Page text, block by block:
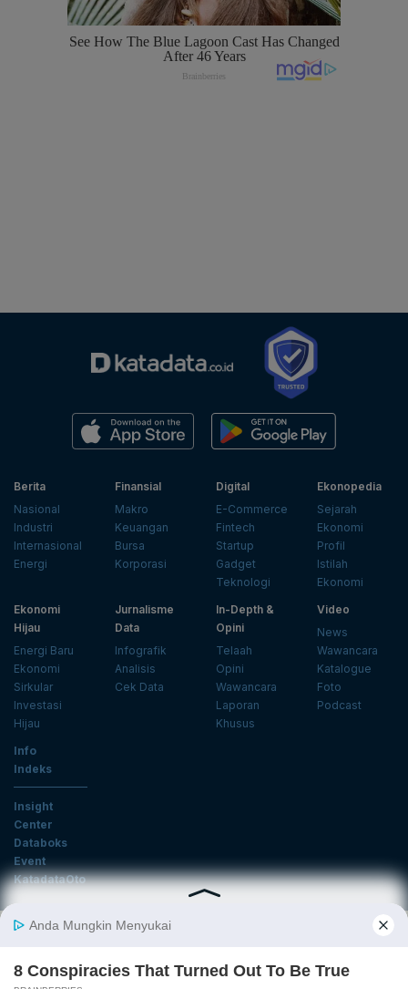
Berita
Nasional
Industri
Internasional
Energi
Finansial
Makro
Keuangan
Bursa
Korporasi
Digital
E-Commerce
Fintech
Startup
Gadget
Teknologi
Ekonopedia
Sejarah
Ekonomi
Profil
Istilah
Ekonomi
Ekonomi
Hijau
Energi Baru
Ekonomi
Sirkular
Investasi
Hijau
Jurnalisme
Data
Infografik
Analisis
Cek Data
In-Depth &
Opini
Telaah
Opini
Wawancara
Laporan
Khusus
Video
News
Wawancara
Katalogue
Foto
Podcast
Info
Indeks
Insight
Center
Databoks
Event
KatadataOto
Langganan Newsletter
Daftar